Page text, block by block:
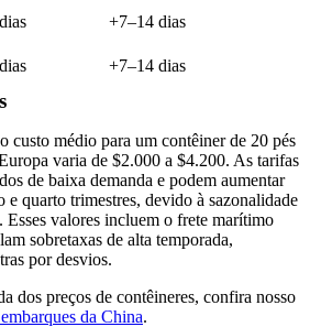
+7–14 dias
+7–14 dias
custo médio para um contêiner de 20 pés
varia de $2.000 a $4.200. As tarifas
de baixa demanda e podem aumentar
e quarto trimestres, devido à sazonalidade
Esses valores incluem o frete marítimo
sobretaxas de alta temporada,
por desvios.
dos preços de contêineres, confira nosso
da China.